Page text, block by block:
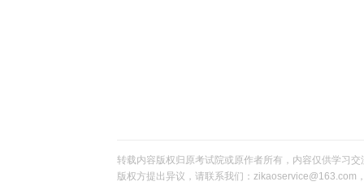
转载内容版权归原考试院或原作者所有，内容仅供学习
版权方提出异议，请联系我们：zikaoservice@163.com